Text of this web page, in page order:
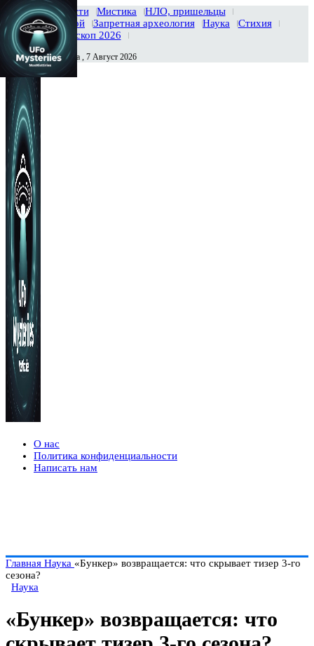
Главная Новости Мистика
НЛО, пришельцы
Тайны вселенной
Запретная археология Наука
Стихия
История
Гороскоп 2026
Сегодня Пятница , 7 Август 2026
О нас
Политика конфиденциальности
Написать нам
Главная Наука «Бункер» возвращается: что скрывает тизер 3-го
сезона?
Наука
«Бункер» возвращается: что